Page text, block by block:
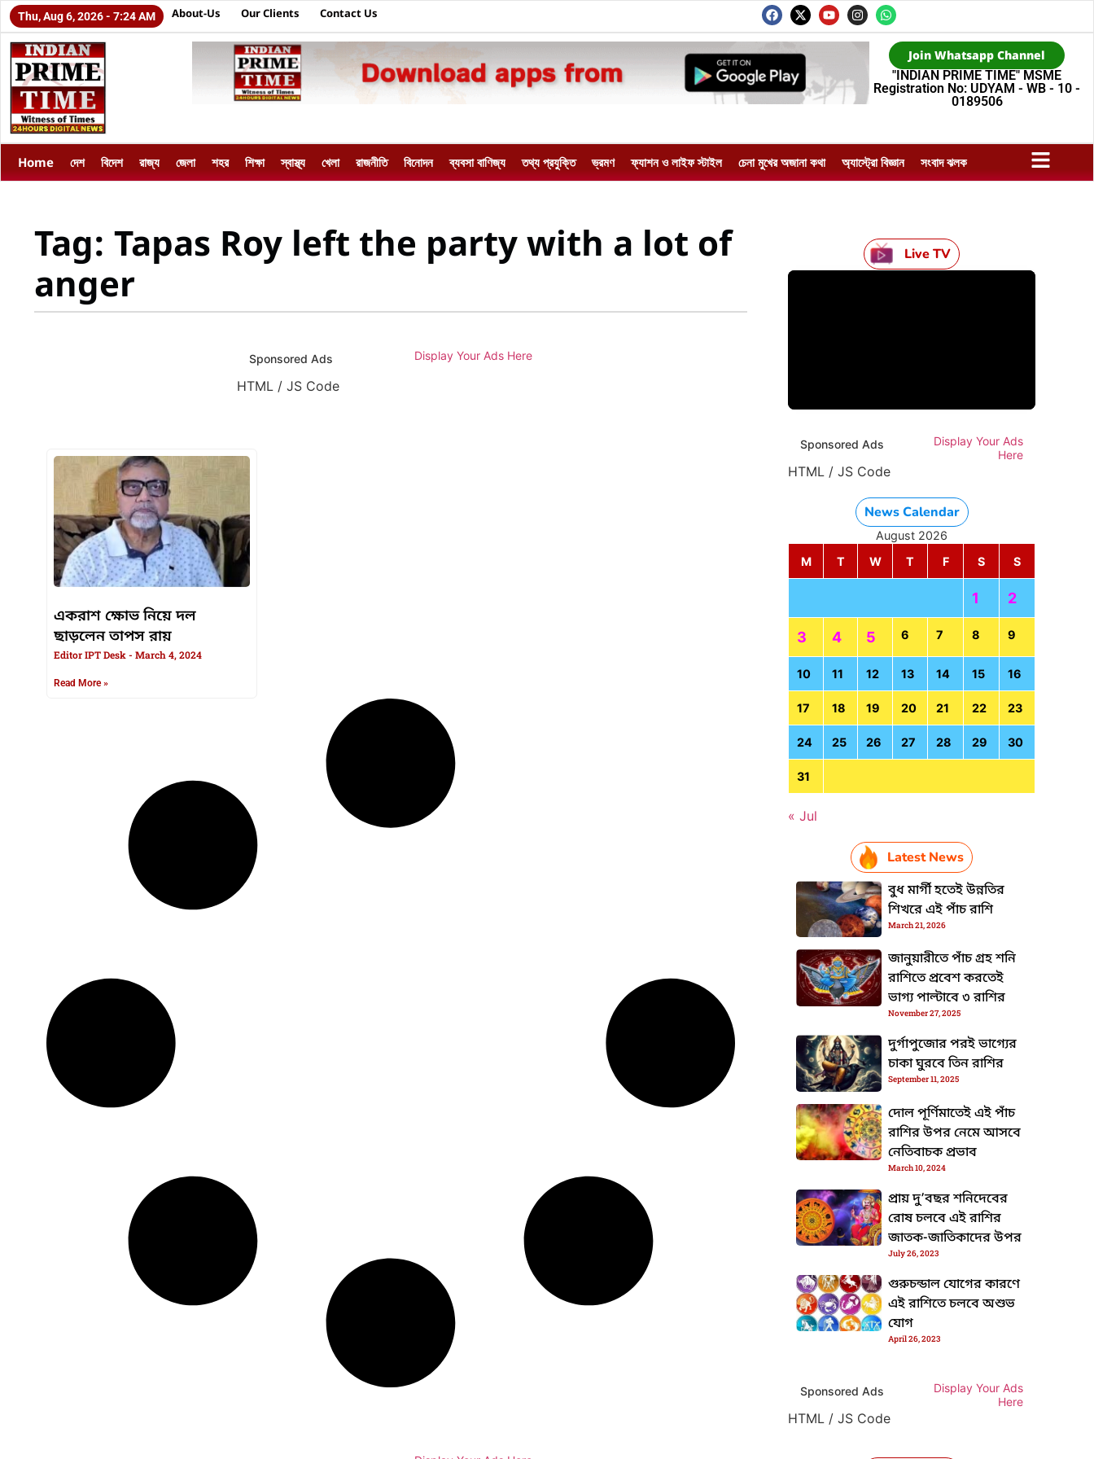
Thu, Aug 6, 2026 - 7:24 AM About-Us Our Clients Contact Us
Join Whatsapp Channel
"INDIAN PRIME TIME" MSME
Registration No: UDYAM - WB - 10 -
0189506
Home দেশ বিদেশ রাজ্য জেলা শহর শিক্ষা স্বাস্থ্য খেলা রাজনীতি বিনোদন ব্যবসা বাণিজ্য তথ্য প্রযুক্তি ভ্রমণ ফ্যাশন ও লাইফ স্টাইল চেনা মুখের অজানা কথা অ্যাস্ট্রো বিজ্ঞান সংবাদ ঝলক
Tag: Tapas Roy left the party with a lot of
anger
Sponsored Ads Display Your Ads Here
HTML / JS Code
একরাশ ক্ষোভ নিয়ে দল
ছাড়লেন তাপস রায়
Editor IPT Desk March 4, 2024
Read More »
Live TV
Sponsored Ads
Display Your Ads
Here
HTML / JS Code HTML / JS Code
News Calendar
August 2026
M
T W T F S S
1 2
3 4 5 6 7 8 9
10 11 12 13 14 15 16
17 18 19 20 21 22 23
24 25 26 27 28 29 30
31
« Jul
Latest News
বুধ মার্গী হতেই উন্নতির
শিখরে এই পাঁচ রাশি
March 21, 2026
জানুয়ারীতে পাঁচ গ্রহ শনি
রাশিতে প্রবেশ করতেই
ভাগ্য পাল্টাবে ৩ রাশির
November 27, 2025
দুর্গাপুজোর পরই ভাগ্যের
চাকা ঘুরবে তিন রাশির
September 11, 2025
দোল পূর্ণিমাতেই এই পাঁচ
রাশির উপর নেমে আসবে
নেতিবাচক প্রভাব
March 10, 2024
প্রায় দু’বছর শনিদেবের
রোষ চলবে এই রাশির
জাতক-জাতিকাদের উপর
July 26, 2023
গুরুচন্ডাল যোগের কারণে
এই রাশিতে চলবে অশুভ
যোগ
April 26, 2023
Sponsored Ads
Display Your Ads
Here
HTML / JS Code